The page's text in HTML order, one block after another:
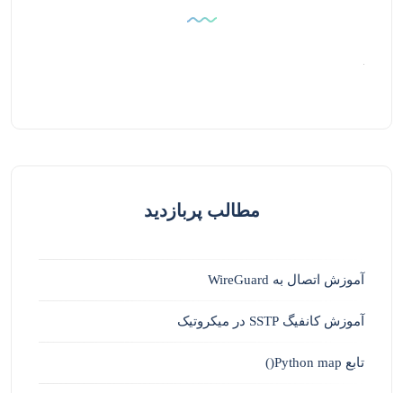
مطالب پربازدید
آموزش اتصال به WireGuard
آموزش کانفیگ SSTP در میکروتیک
تابع Python map()